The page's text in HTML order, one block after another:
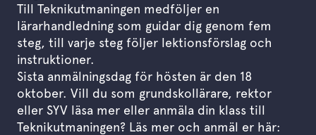
Till Teknikutmaningen medföljer en
lärarhandledning som guidar dig genom fem
steg, till varje steg följer lektionsförslag och
instruktioner.
Sista anmälningsdag för hösten är den 18
oktober. Vill du som grundskollärare, rektor
eller SYV läsa mer eller anmäla din klass till
Teknikutmaningen? Läs mer och anmäl er här: